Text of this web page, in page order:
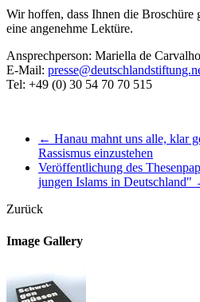
Wir hoffen, dass Ihnen die Broschüre
eine angenehme Lektüre.
Ansprechperson: Mariella de Carvalho
E-Mail:
Tel: +49 (0) 30 54 70 70 515
← Hanau mahnt uns alle, klar
Rassismus einzustehen
Veröffentlichung des
jungen Islams in Deutschland"
Zurück
Image Gallery